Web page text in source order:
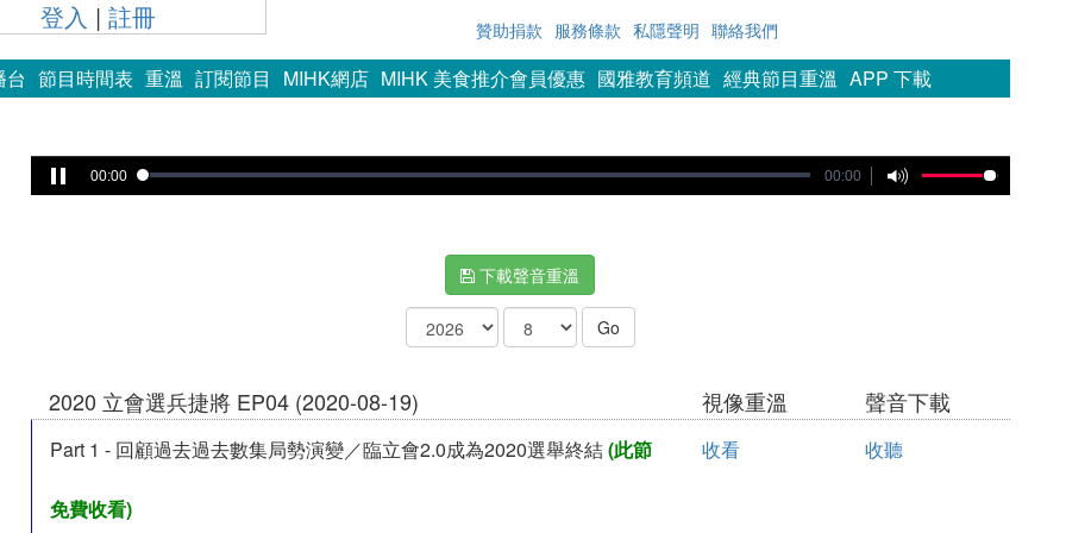
登入 |註冊 贊助捐款 服務條款 私隱聲明 聯絡我們
台 節目時間表 重溫 訂閱節目 MIHK網店 MIHK 美食推介會員優惠 國雅教育頻道 經典節目重溫 APP 下載
00:00 00:00
下載聲音重溫
2020 立會選兵捷將 EP04 (2020-08-19) 視像重溫 聲音下載
Part 1 - 回顧過去過去數集局勢演變／臨立會2.0成為2020選舉終結(此節
免費收看)
收看 收聽